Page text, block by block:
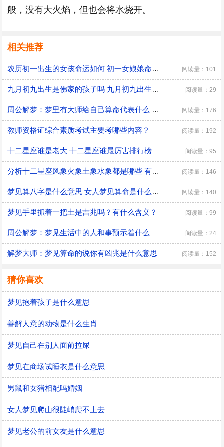
般，没有大火焰，但也会将水烧开。
相关推荐
农历初一出生的女孩命运如何 初一女娘娘命什么意思 阅读量：101
九月初九出生是佛家的孩子吗 九月初九出生有什么说法 阅读量：29
周公解梦：梦里有大师给自己算命代表什么 是好兆头吗？ 阅读量：176
教师资格证综合素质考试主要考哪些内容？ 阅读量：192
十二星座谁是老大 十二星座谁最厉害排行榜 阅读量：95
分析十二星座风象火象土象水象都是哪些 有什么优缺点 阅读量：146
梦见算八字是什么意思 女人梦见算命是什么预兆 阅读量：140
梦见手里抓着一把土是吉兆吗？有什么含义？ 阅读量：99
周公解梦：梦见生活中的人和事预示着什么 阅读量：24
解梦大师：梦见算命的说你有凶兆是什么意思 阅读量：152
猜你喜欢
梦见抱着孩子是什么意思
善解人意的动物是什么生肖
梦见自己在别人面前拉屎
梦见在商场试睡衣是什么意思
男鼠和女猪相配吗婚姻
女人梦见爬山很陡峭爬不上去
梦见老公的前女友是什么意思